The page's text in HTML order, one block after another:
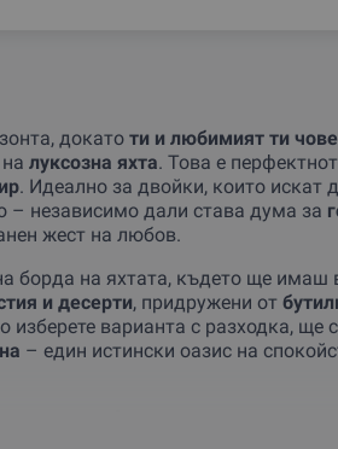
докато ти и любимият ти
луксозна яхта. Това е
. Идеално за двойки, които искат
– независимо дали става дума за
жест на любов.
борда на яхтата, където ще
и десерти, придружени от
варианта с разходка, ще
– един истински оазис на
е оборудвана с всичко